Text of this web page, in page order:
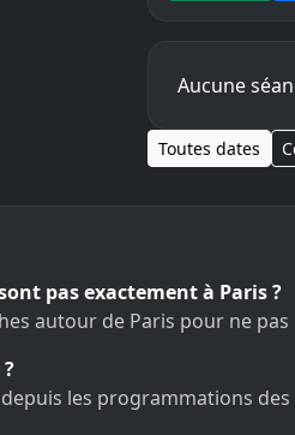
Aucune
Toutes dates
pas exactement à Paris ?
autour de Paris pour ne
les programmations